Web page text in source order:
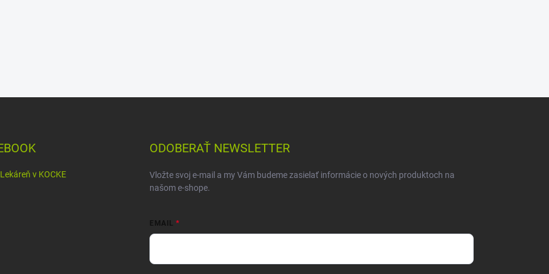
Lekáreň v KOCKE
ODOBERAŤ NEWSLETTER
Vložte svoj e-mail a my Vám budeme zasielať informácie o nových produktoch na
našom e-shope.
EMAIL